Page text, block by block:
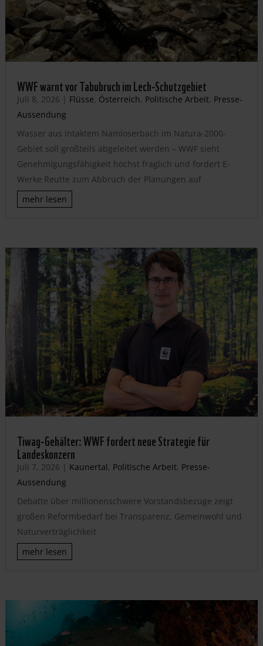
WWF warnt vor Tabubruch im Lech-Schutzgebiet
Juli 8, 2026 | Flüsse, Österreich, Politische Arbeit, Presse-
Aussendung
Wasser aus intaktem Namloserbach im Natura-2000-
Gebiet soll großteils abgeleitet werden – WWF sieht
Genehmigungsfähigkeit höchst fraglich und fordert E-
Werke Reutte zum Abbruch der Planungen auf
mehr lesen
Tiwag-Gehälter: WWF fordert neue Strategie für
Landeskonzern
Juli 7, 2026 | Kaunertal, Politische Arbeit, Presse-
Aussendung
Debatte über millionenschwere Vorstandsbezüge zeigt
großen Reformbedarf bei Transparenz, Gemeinwohl und
Naturverträglichkeit
mehr lesen